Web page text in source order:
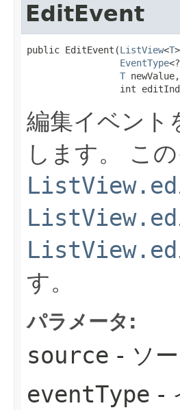
EditEvent
public EditEvent​(ListView<T
EventType
T newValue,
int
編集イベン
します。
こ
す。
パラメータ:
source - ソ
eventType -